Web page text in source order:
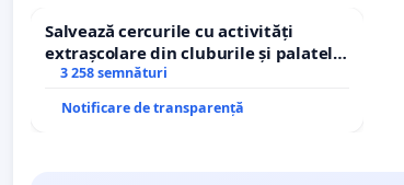
Salvează cercurile cu activități
extrașcolare din cluburile și palatele
copiilor
3 258 semnături
Notificare de transparență